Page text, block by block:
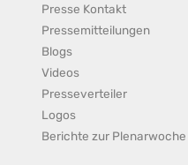
Presse Kontakt
Pressemitteilungen
Blogs
Videos
Presseverteiler
Logos
Berichte zur Plenarwoche